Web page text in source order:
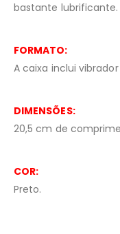
bastante lubrificante.
FORMATO:
A caixa inclui
DIMENSÕES:
20,5 cm de
COR:
Preto.